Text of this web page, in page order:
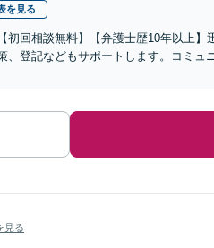
を見る
初回相談無料】【弁護士歴10年以上
、登記などもサポートします。コミュ
見る